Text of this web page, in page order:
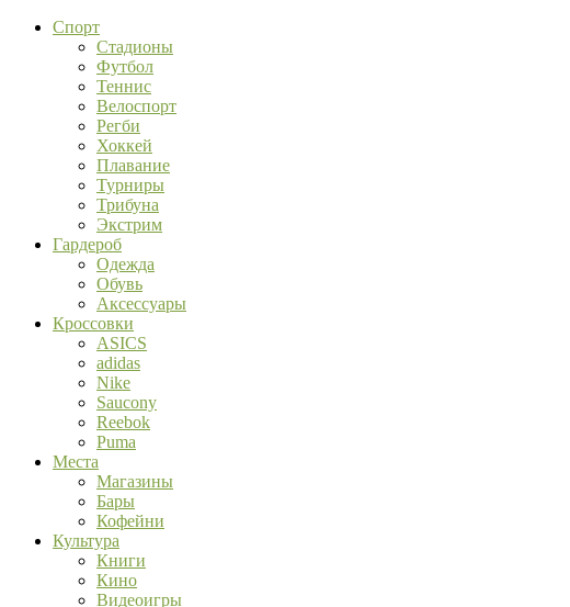
Спорт
Стадионы
Футбол
Теннис
Велоспорт
Регби
Хоккей
Плавание
Турниры
Трибуна
Экстрим
Гардероб
Одежда
Обувь
Аксессуары
Кроссовки
ASICS
adidas
Nike
Saucony
Reebok
Puma
Места
Магазины
Бары
Кофейни
Культура
Книги
Кино
Видеоигры